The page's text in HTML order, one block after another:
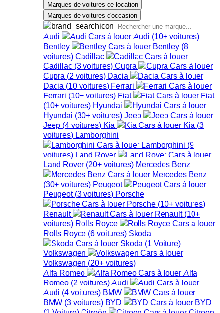
Marques de voitures de location
Marques de voitures d'occasion
Audi Audi (10+ voitures)
Bentley
Bentley (8
voitures) Cadillac
Cadillac (3 voitures) Cupra
Cupra (2 voitures) Dacia
Dacia (10 voitures) Ferrari
Ferrari (10+ voitures) Fiat
Fiat
(10+ voitures) Hyundai
Hyundai (30+ voitures) Jeep
Jeep (4 voitures) Kia Kia (3
voitures) Lamborghini
Lamborghini (9
voitures) Land Rover
Land Rover (20+ voitures) Mercedes Benz
Mercedes Benz
(30+ voitures) Peugeot
Peugeot (3 voitures) Porsche
Porsche (10+ voitures)
Renault
Renault (10+
voitures) Rolls Royce
Rolls Royce (6 voitures) Skoda
Skoda (1 Voiture)
Volkswagen
Volkswagen (20+ voitures)
Alfa Romeo
Alfa
Romeo (2 voitures) Audi
Audi (4 voitures) BMW
BMW (3 voitures) BYD
BYD